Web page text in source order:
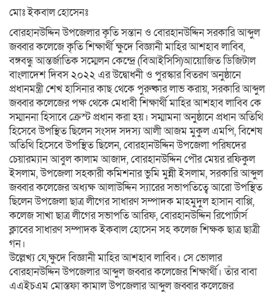
মোঃ ইকবাল হোসেনঃ
বোরহানউদ্দিন উপজেলার কৃতি সন্তান ও বোরহানউদ্দিন সরকারি আব্দুল
জব্বার কলেজে কৃতি শিক্ষার্থী ক্ষুদে বিজ্ঞানী মাহির আশহাব লাবিব,
বঙ্গবন্ধু আন্তর্জাতিক সম্মেলন কেন্দ্রে (বিআইসিসি)আয়োজিত ডিজিটাল
বাংলাদেশ দিবস ২০২২ এর উদ্বোধনী ও পুরস্কার বিতরণ অনুষ্ঠানে
প্রধানমন্ত্রী শেখ হাসিনার কাছ থেকে পুরুষ্কার লাভ করায়, সরকারি আব্দুল
জব্বার কলেজের পক্ষ থেকে মেধাবী শিক্ষার্থী মাহির আশহাব লাবিব কে
সম্মাননা হিসাবে ক্রেস্ট প্রধান করা হয়। সম্মামনা অনুষ্ঠানে প্রধান অতিথি
হিসেবে উপস্থিত ছিলেন সংসদ সদস্য আলী আজম মুকুল এমপি, বিশেষ
অতিথি হিসেবে উপস্থিত ছিলেন, বোরহানউদ্দিন উপজেলা পরিষদের
চেয়ারম্যান আবুল কালাম আজাদ, বোরহানউদ্দিন পৌর মেয়র রফিকুল
ইসলাম, উপজেলা সহকারী কমিশনার ভুমি মুন্নী ইসলাম, সরকারি আব্দুল
জব্বার কলেজের অধ্যক্ষ আলাউদ্দিন স্যারের সভাপতিত্বে আরো উপস্থিত
ছিলেন উপজেলা ছাত্র লীগের সাধারণ সম্পাদক মাহমুদুল হাসান বাপ্পি,
কলেজ সাখা ছাত্র লীগের সভাপতি আরিফ, বোরহানউদ্দিন রিপোর্টার্স
ক্লাবের সাধারণ সম্পাদক ইকবাল হোসেন সহ কলেজ শিক্ষক ছাত্র ছাত্রী
গন।
উল্লেখ্য যে,ক্ষুদে বিজ্ঞানী মাহির আশহাব লাবিব। সে ভোলার
বোরহানউদ্দিন উপজেলার আব্দুল জব্বার কলেজের শিক্ষার্থী। তাঁর বাবা
এএইচএম মোস্তফা কামাল উপজেলার আব্দুল জব্বার কলেজের